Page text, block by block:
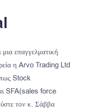
επαγγελματική
η Arvo Trading Ltd
Stock
SFA(sales force
τον κ. Σάββα